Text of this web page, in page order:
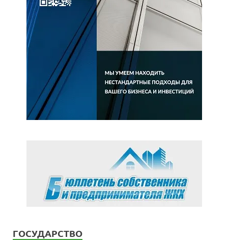
ГОСУДАРСТВО